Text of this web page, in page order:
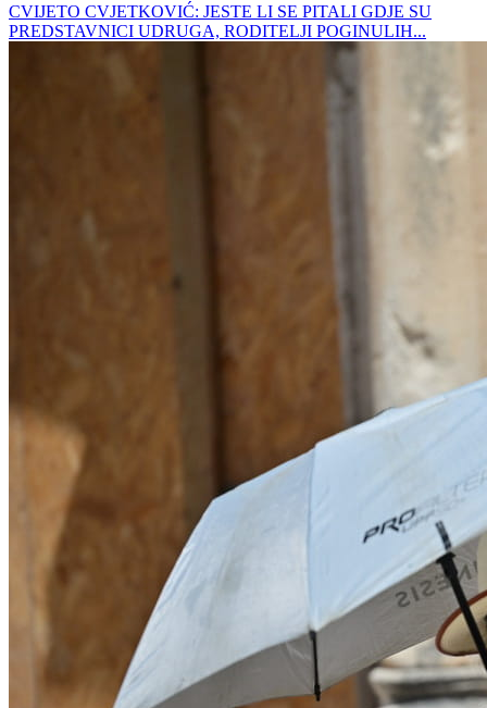
CVIJETO CVJETKOVIĆ: JESTE LI SE PITALI GDJE SU
PREDSTAVNICI UDRUGA, RODITELJI POGINULIH...